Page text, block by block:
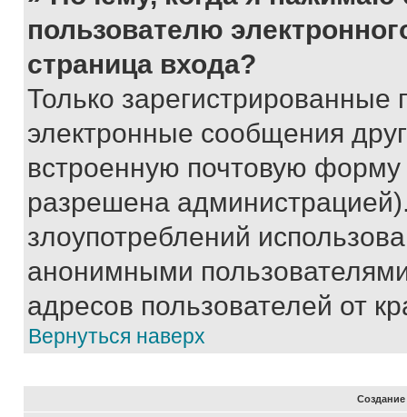
пользователю
страница входа?
Только зарегистрированные
электронные сообщения
встроенную почтовую
разрешена
злоупотреблений
анонимными
адресов пользователей от
Вернуться наверх